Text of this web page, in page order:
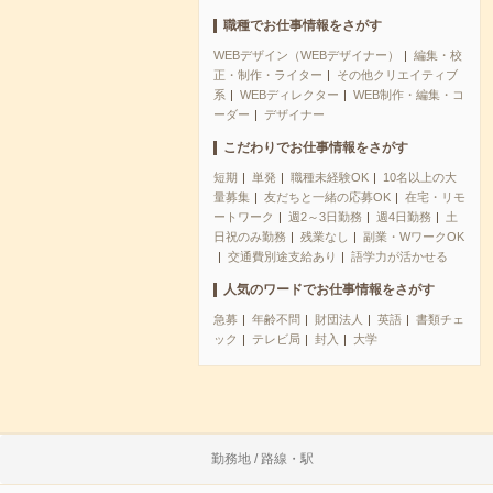
職種でお仕事情報をさがす
WEBデザイン（WEBデザイナー）
編集・校
正・制作・ライター
その他クリエイティブ
系
WEBディレクター
WEB制作・編集・コ
ーダー
デザイナー
こだわりでお仕事情報をさがす
短期 単発 職種未経験OK
10名以上の大
量募集
友だちと一緒の応募OK
在宅・リモ
ートワーク
週2～3日勤務 週4日勤務
土
日祝のみ勤務
残業なし
副業・WワークOK
交通費別途支給あり
語学力が活かせる
人気のワードでお仕事情報をさがす
急募 年齢不問 財団法人 英語
書類チェ
ック
テレビ局 封入 大学
勤務地 / 路線・駅